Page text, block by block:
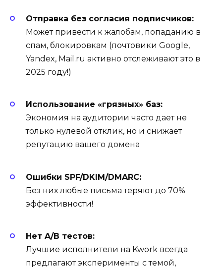
Отправка без согласия подписчиков:
Может привести к жалобам, попаданию в
спам, блокировкам (почтовики Google,
Yandex, Mail.ru активно отслеживают это в
2025 году!)
Использование «грязных» баз:
Экономия на аудитории часто дает не
только нулевой отклик, но и снижает
репутацию вашего домена
Ошибки SPF/DKIM/DMARC:
Без них любые письма теряют до 70%
эффективности!
Нет A/B тестов:
Лучшие исполнители на Kwork всегда
предлагают эксперименты с темой,